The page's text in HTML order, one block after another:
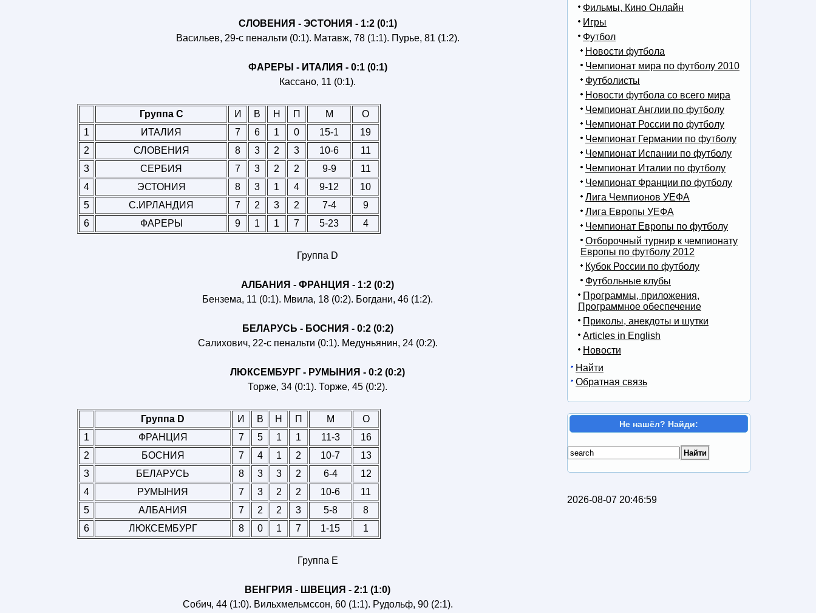
СЛОВЕНИЯ - ЭСТОНИЯ - 1:2 (0:1)
Васильев, 29-с пенальти (0:1). Матавж, 78 (1:1). Пурье, 81 (1:2).
ФАРЕРЫ - ИТАЛИЯ - 0:1 (0:1)
Кассано, 11 (0:1).
Группа C И В Н П М
О
1
ИТАЛИЯ 7 6 1 0 15-1
19
2
СЛОВЕНИЯ 8 3 2 3 10-6
11
3
СЕРБИЯ 7 3 2 2 9-9
11
4
ЭСТОНИЯ 8 3 1 4 9-12
10
5
С.ИРЛАНДИЯ 7 2 3 2 7-4
9
6
ФАРЕРЫ 9 1 1 7 5-23 4
Группа D
АЛБАНИЯ - ФРАНЦИЯ - 1:2 (0:2)
Бензема, 11 (0:1). Мвила, 18 (0:2). Богдани, 46 (1:2).
БЕЛАРУСЬ - БОСНИЯ - 0:2 (0:2)
Салихович, 22-с пенальти (0:1). Медуньянин, 24 (0:2).
ЛЮКСЕМБУРГ - РУМЫНИЯ - 0:2 (0:2)
Торже, 34 (0:1). Торже, 45 (0:2).
Группа D И В Н П М
О
1
ФРАНЦИЯ 7 5 1 1 11-3
16
2
БОСНИЯ 7 4 1 2 10-7
13
3
БЕЛАРУСЬ 8 3 3 2 6-4
12
4
РУМЫНИЯ 7 3 2 2 10-6
11
5
АЛБАНИЯ 7 2 2 3 5-8
8
6
ЛЮКСЕМБУРГ 8 0 1 7 1-15 1
Группа E
ВЕНГРИЯ - ШВЕЦИЯ - 2:1 (1:0)
Собич, 44 (1:0). Вильхмельмссон, 60 (1:1). Рудольф, 90 (2:1).
Фильмы, Кино Онлайн
Игры
Футбол
Новости футбола
Чемпионат мира по футболу 2010
Футболисты
Новости футбола со всего мира
Чемпионат Англии по футболу
Чемпионат России по футболу
Чемпионат Германии по футболу
Чемпионат Испании по футболу
Чемпионат Италии по футболу
Чемпионат Франции по футболу
Лига Чемпионов УЕФА
Лига Европы УЕФА
Чемпионат Европы по футболу
Отборочный турнир к чемпионату
Европы по футболу 2012
Кубок России по футболу
Футбольные клубы
Программы, приложения,
Программное обеспечение
Приколы, анекдоты и шутки
Articles in English
Новости
Найти
Обратная связь
Не нашёл? Найди:
2026-08-07 20:46:59